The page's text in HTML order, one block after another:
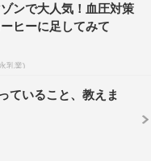
だが、記憶をたどり、
出して急いで自宅
財布」が苦手だとい
誘う。
ンで大人気！血圧対策
ヒーに足してみて
乳業)
ていること、教えま